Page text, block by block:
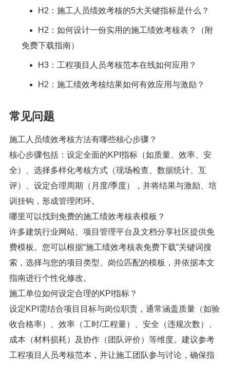
争中立于不败之地。持续优化绩效考核工作，将为施工企
文章要点
H2：如何设计一份实用的施工绩效考核表？（附
H2：施工绩效考核结果如何有效应用与激励？
常见问题
施工人员绩效考核方法有哪些核心步骤？
核心步骤包括：设定全面的KPI指标（如质量、效率、安
全）、选择多样化考核方式（现场检查、数据统计、互
评）、设定合理周期（月度/季度），并将结果与激励、培
训挂钩，形成管理闭环。
哪里可以找到免费的施工绩效考核表模板？
许多建筑行业网站、项目管理平台及文档分享社区提供免
费模板。您可以根据“施工绩效考核表免费下载”关键词搜
索，选择与您的项目类型、岗位匹配的模板，并依据本文
指南进行个性化修改。